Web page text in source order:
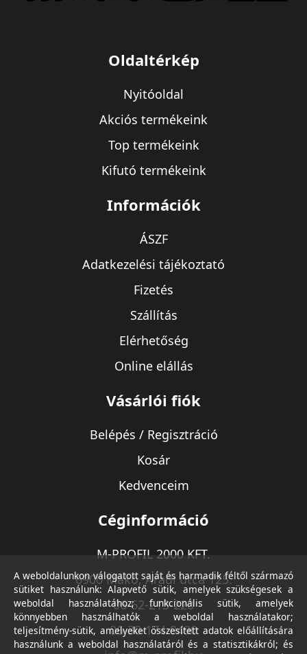
Oldaltérkép
Nyitóoldal
Akciós termékeink
Top termékeink
Kifutó termékeink
Információk
ÁSZF
Adatkezelési tájékoztató
Fizetés
Szállítás
Elérhetőség
Online elállás
Vásárlói fiók
Belépés / Regisztráció
Kosár
Kedvenceim
Céginformáció
M-PROFIL 2000 KFT.
6900 Makó, Aradi utca 125.
06-62-213-220
06-30-174-9490
A weboldalunkon válogatott saját és harmadik féltől származó
sütiket használunk: Alapvető sütik, amelyek szükségesek a
weboldal használatához; funkcionális sütik, amelyek
könnyebben használhatók a weboldal használatakor;
teljesítmény-sütik, amelyeket összesített adatok előállítására
használunk a weboldal használatáról és a statisztikákról; és